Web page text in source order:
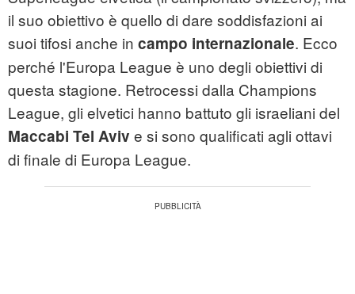
il suo obiettivo è quello di dare soddisfazioni ai
suoi tifosi anche in campo internazionale. Ecco
perché l'Europa League è uno degli obiettivi di
questa stagione. Retrocessi dalla Champions
League, gli elvetici hanno battuto gli israeliani del
Maccabi Tel Aviv e si sono qualificati agli ottavi
di finale di Europa League.